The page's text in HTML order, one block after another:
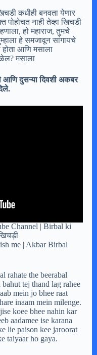
कधीही बनवता येणार
पोहोचत नाही तेव्हा खिचडी
हो महाराज, तुमचे
हे समजावून सांगायचे
आणि मसाला
मसाला
दुसऱ्या दिवशी अकबर
Channel | Birbal ki
me | Akbar Birbal
rahate the beerabal
tej thand lag rahee
mein jo bhee raat
inaam mein milenge.
koee bhee nahin kar
aadamee ise karana
lie paison kee jaroorat
taiyaar ho gaya.